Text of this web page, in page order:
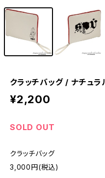
クラッチバッグ / ナチュラ
¥2,200
SOLD OUT
クラッチバッグ
3,000円(税込)